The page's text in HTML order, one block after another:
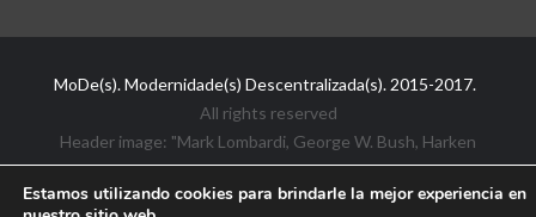
MoDe(s). Modernidade(s) Descentralizada(s). 2015-2017.
All rights reserved
Header image: "Mark Lombardi, George W. Bush, Harken
Energy, Jackson Stephens. 5th version; 1999".
Estamos utilizando cookies para brindarle la mejor experiencia en